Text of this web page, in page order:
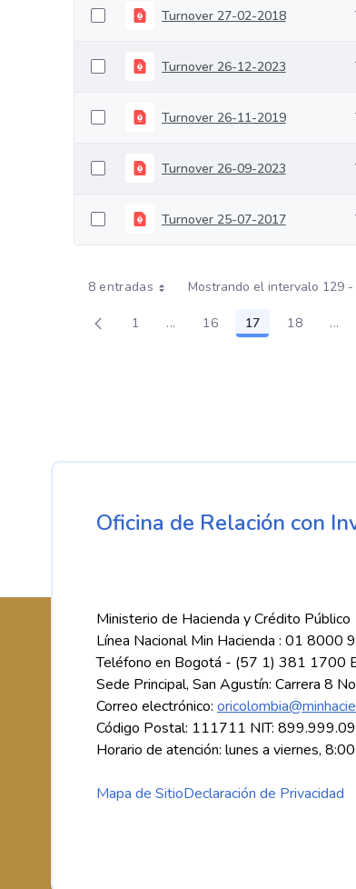
Turnover 27-02-2018
Turnover 26-12-2023
Turnover 26-11-2019
Turnover 26-09-2023
Turnover 25-07-2017
8 entradas Mostrando el intervalo 129
Página
1 ...Páginas intermedias Use TAB
Página
16 Página
17 Página
18 ...
Oficina de Relación con
Ministerio de Hacienda y Crédito Público
Línea Nacional Min Hacienda : 01 8000
Teléfono en Bogotá - (57 1) 381 1700
Sede Principal, San Agustín: Carrera 8
Correo electrónico:
Código Postal: 111711 NIT:
Horario de atención: lunes a viernes,
Mapa de SitioDeclaración de Privacidad